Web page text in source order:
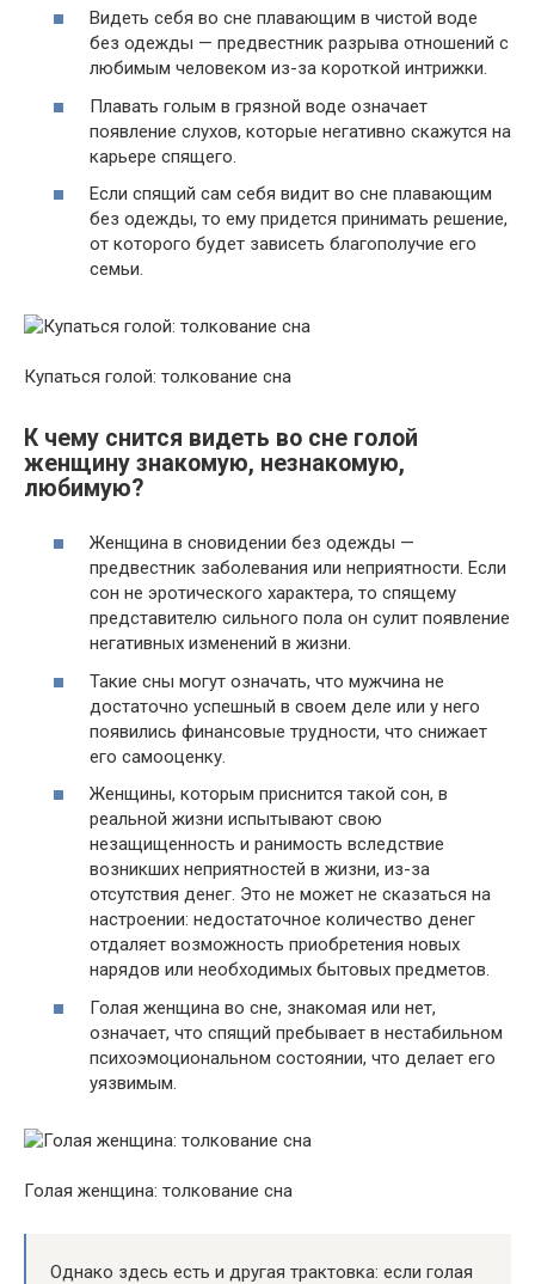
Видеть себя во сне плавающим в чистой воде
без одежды — предвестник разрыва отношений с
любимым человеком из-за короткой интрижки.
Плавать голым в грязной воде означает
появление слухов, которые негативно скажутся на
карьере спящего.
Если спящий сам себя видит во сне плавающим
без одежды, то ему придется принимать решение,
от которого будет зависеть благополучие его
семьи.
Купаться голой: толкование сна
К чему снится видеть во сне голой
женщину знакомую, незнакомую,
любимую?
Женщина в сновидении без одежды —
предвестник заболевания или неприятности. Если
сон не эротического характера, то спящему
представителю сильного пола он сулит появление
негативных изменений в жизни.
Такие сны могут означать, что мужчина не
достаточно успешный в своем деле или у него
появились финансовые трудности, что снижает
его самооценку.
Женщины, которым приснится такой сон, в
реальной жизни испытывают свою
незащищенность и ранимость вследствие
возникших неприятностей в жизни, из-за
отсутствия денег. Это не может не сказаться на
настроении: недостаточное количество денег
отдаляет возможность приобретения новых
нарядов или необходимых бытовых предметов.
Голая женщина во сне, знакомая или нет,
означает, что спящий пребывает в нестабильном
психоэмоциональном состоянии, что делает его
уязвимым.
Голая женщина: толкование сна
Однако здесь есть и другая трактовка: если голая